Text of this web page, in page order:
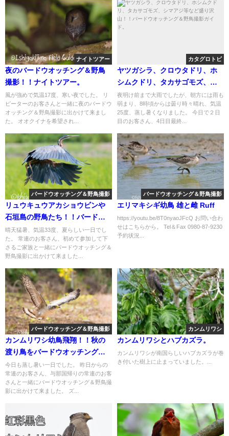
ナイトツアー
夜のバードウオッチング＆野鳥
撮影！！ナイトツアー。
風が強めで気温17度、寒い夜でした。 リ
ピーターのお客さんと一緒に夜のバードウ
オッチング＆野鳥撮影に出かけて来まし
た。 オオクイナを希望され...
カタグロトビ
ヤツガシラ、クロウタドリ、ホ
シムクドリ、タカサゴモズ、シ
マアジ等など盛り沢山！！バー
ドウオッチング＆野鳥撮影ガイ
ド。
夜明け前まで大雨でしたが、朝方には雨も
弱まり、8時頃からは曇り時々晴れ、気温
25度、蒸し暑くなりました。 今日で２日
目のお客さん、4日目最終...
バードウオッチング＆野鳥撮影
リュウキュウアカショウビンや
石垣島の野鳥たち！！バードウ
オッチング＆野鳥撮影ツアー!!
晴天猛暑、気温33度、夏らしい一日でし
た。 常連のお客さん、初めて参加して下
さるご家族と一緒にバードウオッチング＆
野鳥撮影に出かけて来ました...
バードウオッチング＆野鳥撮影
エリマキシギ幼鳥 雄と雌 Ruff
https://youtu.be/8T0nyaoJFcQ お問い合わ
せはこちらから。 Tel＆Fax 0980-87-9230
予約状況...
バードウオッチング＆野鳥撮影
カンムリワシ幼鳥飛翔！！秋の
渡り鳥をバードウオッチング＆
野鳥撮影ツアー！！
今日も蒸し暑い一日でした。 昨日からの
常連のお客さん、与那国帰りの常連のお客
さんと一緒にバードウオッチング＆野鳥撮
影に出かけて来ました。 ズ...
カンムリワシ
カンムリワシとハブカズラ。
カンムリワシが南国らしいハブカズラが巻
き付いた樹上に止まっていました。...